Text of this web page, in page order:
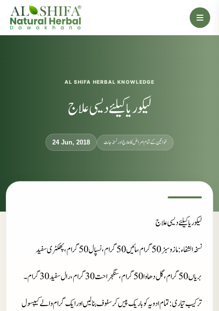
AL SHIFA HERBAL KNOWLEDGE
لیکوریا کیلئے دیسی علاج
24 Jun, 2018 خواتین کے تمام امراض کا علاج اور نسخہ جات
لیکوریا کیلئے دیسی علاج
نسخہ الشفاء
: مازو سبز 50 گرام، مائیں 50 گرام، نسپال 50 گرام، پھکٹری سفید
بریاں 50 گرام، گل دھاوا 50 گرام، سنگجراحت 30 گرام، رال سفید 30 گرام۔
ترکیب تیاری: تمام ادویہ کو باریک پیس کر سفوف بنالیں اور ایک گرام والے کیپسول